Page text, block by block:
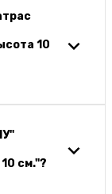
10
см."?